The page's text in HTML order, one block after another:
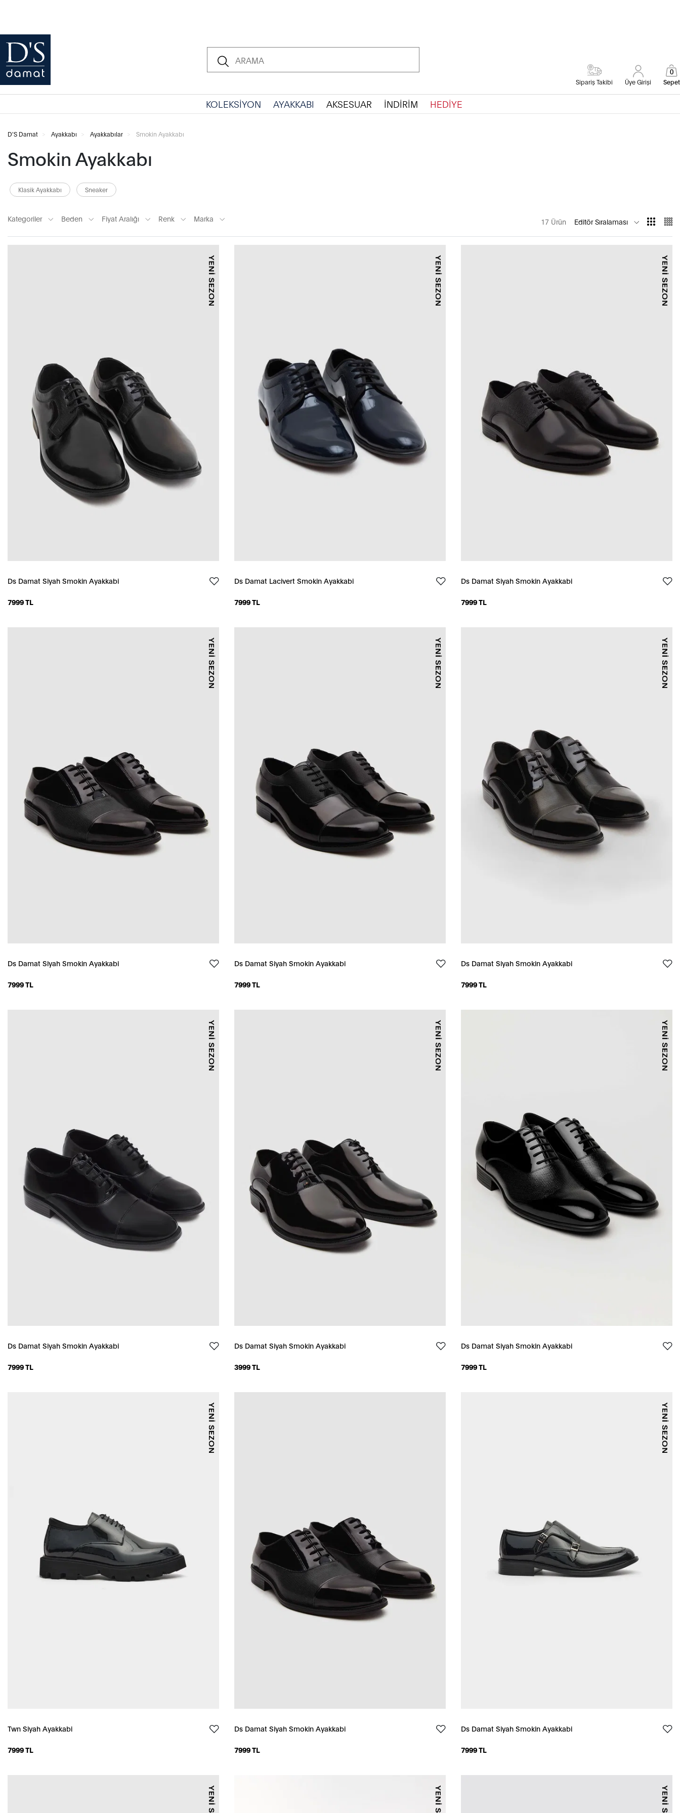
Sipariş Takibi Üye Girişi Sepet
0
KOLEKSİYON AYAKKABI AKSESUAR İNDİRİM HEDİYE
D'S Damat Ayakkabı Ayakkabılar Smokin Ayakkabı
Smokin Ayakkabı
Klasik Ayakkabı Sneaker
Kategoriler Beden Fiyat Aralığı Renk Marka 17 Ürün Editör Sıralaması
Ds Damat Siyah Smokin Ayakkabi
7999 TL
Ds Damat Lacivert Smokin Ayakkabi
7999 TL
Ds Damat Siyah Smokin Ayakkabi
7999 TL
Ds Damat Siyah Smokin Ayakkabi
7999 TL
Ds Damat Siyah Smokin Ayakkabi
7999 TL
Ds Damat Siyah Smokin Ayakkabi
7999 TL
Ds Damat Siyah Smokin Ayakkabi
7999 TL
Ds Damat Siyah Smokin Ayakkabi
3999 TL
Ds Damat Siyah Smokin Ayakkabi
7999 TL
Twn Siyah Ayakkabi
7999 TL
Ds Damat Siyah Smokin Ayakkabi
7999 TL
Ds Damat Siyah Smokin Ayakkabi
7999 TL